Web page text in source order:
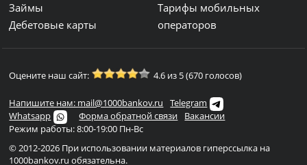
Займы
Дебетовые карты
Тарифы мобильных
операторов
Оцените наш сайт: 4.6 из 5 (670 голосов)
Напишите нам: mail@1000bankov.ru
Telegram
Whatsapp
Форма обратной связи
Вакансии
Режим работы: 8:00-19:00 Пн-Вс
© 2012-2026 При использовании материалов гиперссылка на
1000bankov.ru обязательна.